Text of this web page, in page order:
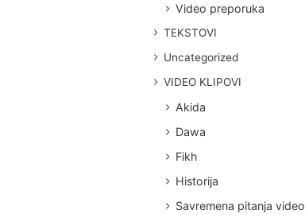
Video preporuka
TEKSTOVI
Uncategorized
VIDEO KLIPOVI
Akida
Dawa
Fikh
Historija
Savremena pitanja video